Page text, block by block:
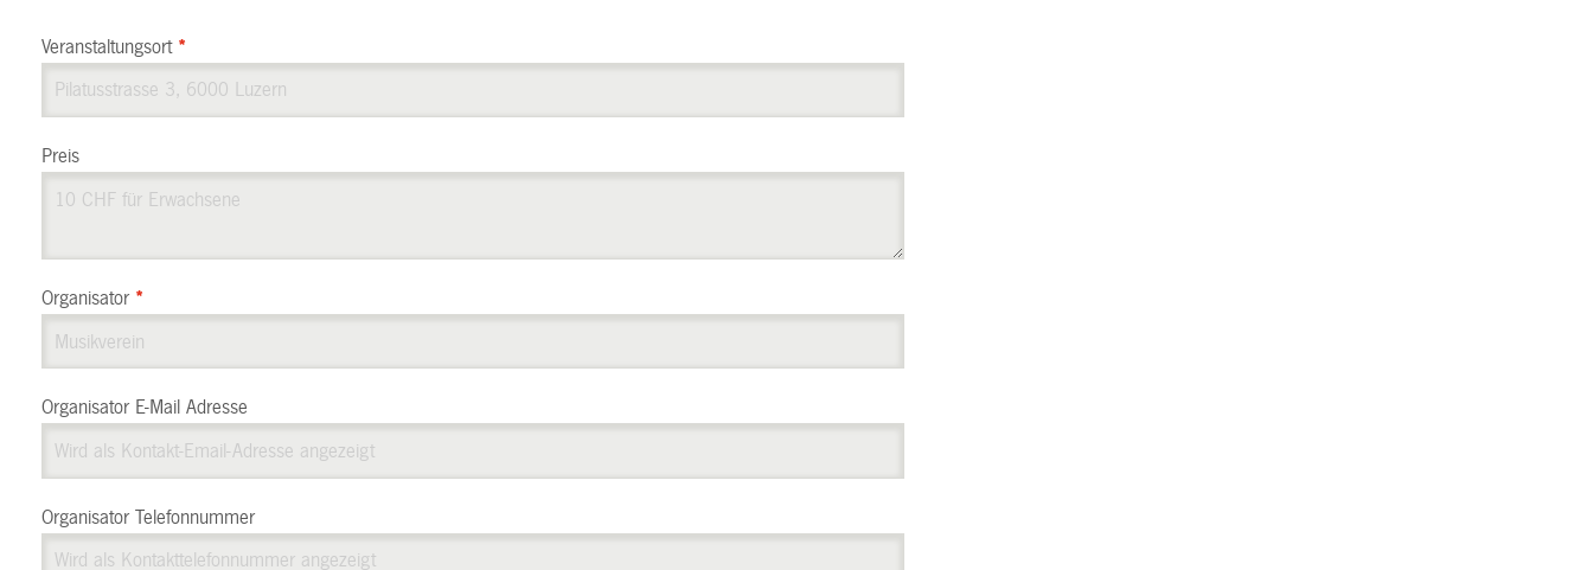
Veranstaltungsort *
Preis
Organisator *
Organisator E-Mail Adresse
Organisator Telefonnummer